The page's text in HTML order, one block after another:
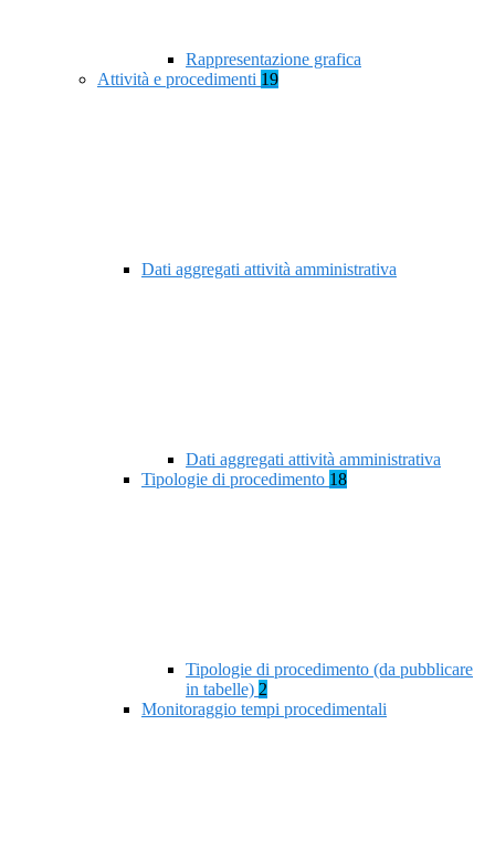
Rappresentazione grafica
Attività e procedimenti 19
Dati aggregati attività amministrativa
Dati aggregati attività amministrativa
Tipologie di procedimento 18
Tipologie di procedimento (da pubblicare
in tabelle) 2
Monitoraggio tempi procedimentali